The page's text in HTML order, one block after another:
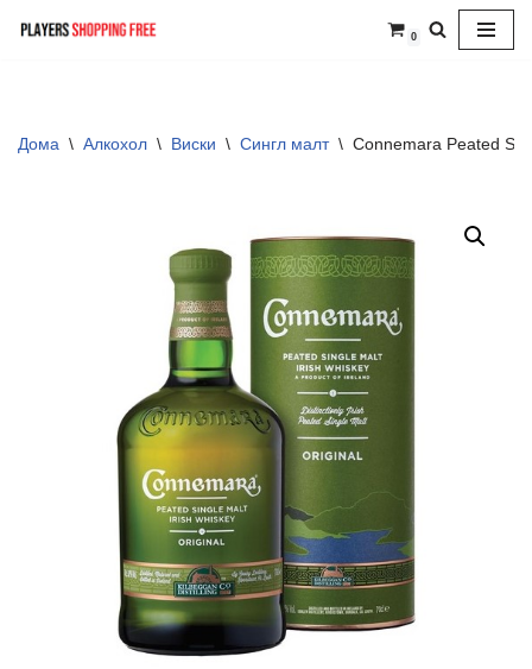
0
Дома \ Алкохол \ Виски \ Сингл малт \ Connemara Peated